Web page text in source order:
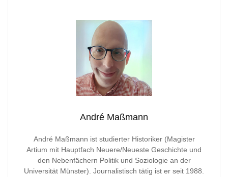
André Maßmann
André Maßmann ist studierter Historiker (Magister
Artium mit Hauptfach Neuere/Neueste Geschichte und
den Nebenfächern Politik und Soziologie an der
Universität Münster). Journalistisch tätig ist er seit 1988.